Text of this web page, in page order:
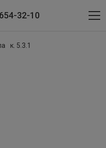
32-10
к. 5.3.1